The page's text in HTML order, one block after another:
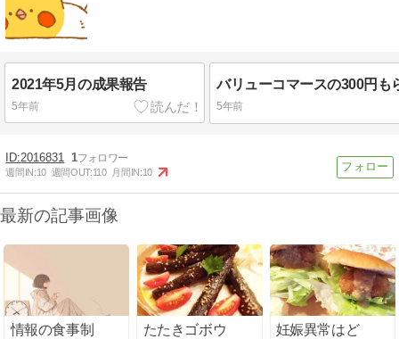
2021年5月の成果報告
5年前 5年前
2016831 1
週間IN:10 週間OUT:110 月間IN:10
最新の記事画像
情報の食事制
たたきゴボウ
妊娠異常はど